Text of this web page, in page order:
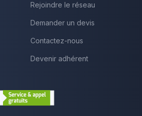
Rejoindre le réseau
Demander un devis
Contactez-nous
Devenir adhérent